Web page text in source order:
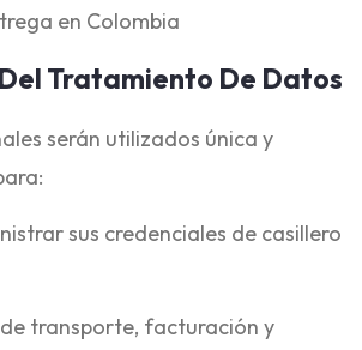
en Colombia
Tratamiento De Datos
serán utilizados única y
sus credenciales de casillero
de transporte, facturación y